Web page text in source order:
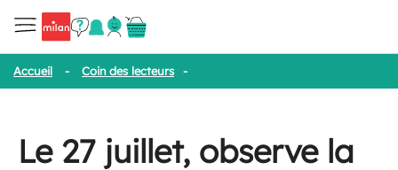
Accueil - Coin des lecteurs -
Le 27 juillet, observe la